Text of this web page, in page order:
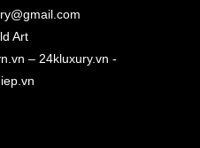
Art
– 24kluxury.vn -